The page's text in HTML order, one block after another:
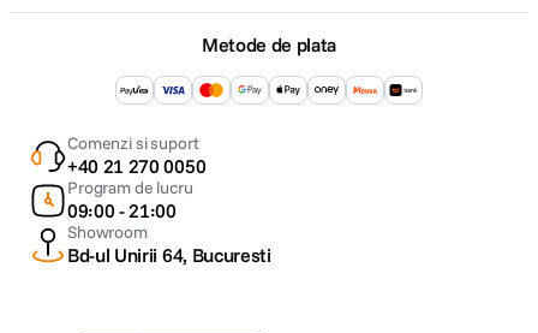
Metode de plata
Comenzi si suport
+40 21 270 0050
Program de lucru
09:00 - 21:00
Showroom
Bd-ul Unirii 64, Bucuresti